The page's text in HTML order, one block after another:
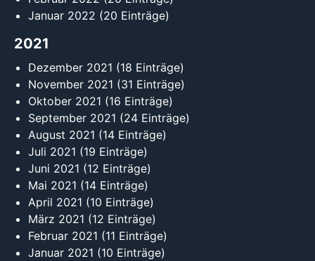
Januar 2022 (20 Einträge)
2021
Dezember 2021 (18 Einträge)
November 2021 (31 Einträge)
Oktober 2021 (16 Einträge)
September 2021 (24 Einträge)
August 2021 (14 Einträge)
Juli 2021 (19 Einträge)
Juni 2021 (12 Einträge)
Mai 2021 (14 Einträge)
April 2021 (10 Einträge)
März 2021 (12 Einträge)
Februar 2021 (11 Einträge)
Januar 2021 (10 Einträge)